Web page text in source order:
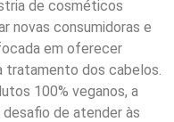
de cosméticos
novas consumidoras e
em oferecer
tratamento dos cabelos.
100% veganos, a
de atender às